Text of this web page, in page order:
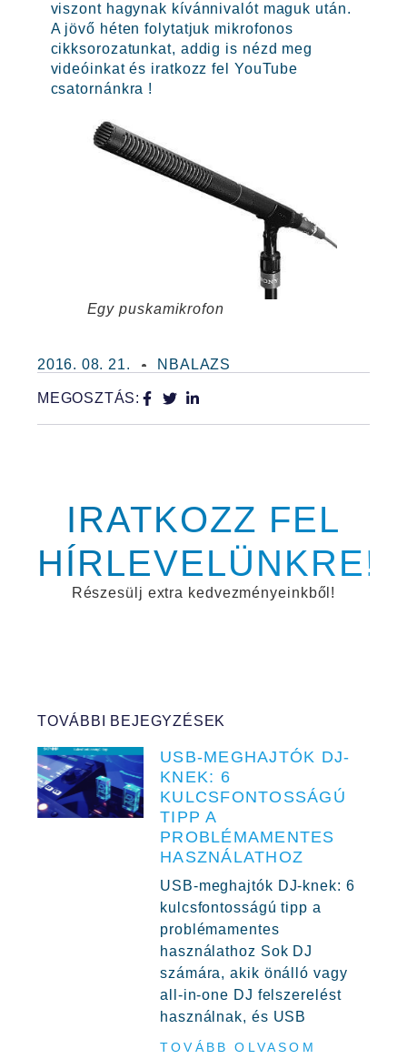
viszont hagynak kívánnivalót maguk után.
A jövő héten folytatjuk mikrofonos
cikksorozatunkat, addig is nézd meg
videóinkat és iratkozz fel YouTube
csatornánkra !
Egy puskamikrofon
2016. 08. 21. NBALAZS
MEGOSZTÁS:
IRATKOZZ FEL
HÍRLEVELÜNKRE!
Részesülj extra kedvezményeinkből!
TOVÁBBI BEJEGYZÉSEK
USB-MEGHAJTÓK DJ-
KNEK: 6
KULCSFONTOSSÁGÚ
TIPP A
PROBLÉMAMENTES
HASZNÁLATHOZ
USB-meghajtók DJ-knek: 6
kulcsfontosságú tipp a
problémamentes
használathoz Sok DJ
számára, akik önálló vagy
all-in-one DJ felszerelést
használnak, és USB
TOVÁBB OLVASOM